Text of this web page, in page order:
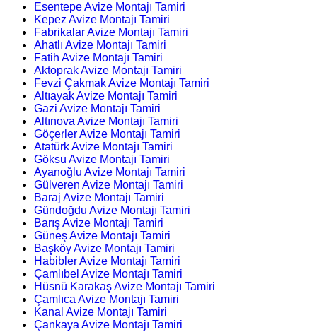
Esentepe Avize Montajı Tamiri
Kepez Avize Montajı Tamiri
Fabrikalar Avize Montajı Tamiri
Ahatlı Avize Montajı Tamiri
Fatih Avize Montajı Tamiri
Aktoprak Avize Montajı Tamiri
Fevzi Çakmak Avize Montajı Tamiri
Altıayak Avize Montajı Tamiri
Gazi Avize Montajı Tamiri
Altınova Avize Montajı Tamiri
Göçerler Avize Montajı Tamiri
Atatürk Avize Montajı Tamiri
Göksu Avize Montajı Tamiri
Ayanoğlu Avize Montajı Tamiri
Gülveren Avize Montajı Tamiri
Baraj Avize Montajı Tamiri
Gündoğdu Avize Montajı Tamiri
Barış Avize Montajı Tamiri
Güneş Avize Montajı Tamiri
Başköy Avize Montajı Tamiri
Habibler Avize Montajı Tamiri
Çamlıbel Avize Montajı Tamiri
Hüsnü Karakaş Avize Montajı Tamiri
Çamlıca Avize Montajı Tamiri
Kanal Avize Montajı Tamiri
Çankaya Avize Montajı Tamiri